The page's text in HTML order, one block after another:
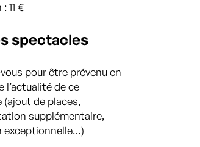
11 €
spectacles
pour être prévenu en
l’actualité de ce
(ajout de places,
supplémentaire,
exceptionnelle…)